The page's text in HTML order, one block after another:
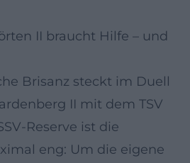
II braucht Hilfe – und
Brisanz steckt im Duell
II mit dem TSV
Reserve ist die
eng: Um die eigene